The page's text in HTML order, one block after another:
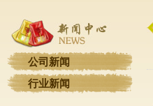
公司新闻
行业新闻